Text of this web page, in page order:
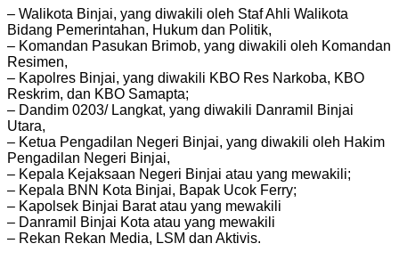
– Walikota Binjai, yang diwakili oleh Staf Ahli Walikota
Bidang Pemerintahan, Hukum dan Politik,
– Komandan Pasukan Brimob, yang diwakili oleh Komandan
Resimen,
– Kapolres Binjai, yang diwakili KBO Res Narkoba, KBO
Reskrim, dan KBO Samapta;
– Dandim 0203/ Langkat, yang diwakili Danramil Binjai
Utara,
– Ketua Pengadilan Negeri Binjai, yang diwakili oleh Hakim
Pengadilan Negeri Binjai,
– Kepala Kejaksaan Negeri Binjai atau yang mewakili;
– Kepala BNN Kota Binjai, Bapak Ucok Ferry;
– Kapolsek Binjai Barat atau yang mewakili
– Danramil Binjai Kota atau yang mewakili
– Rekan Rekan Media, LSM dan Aktivis.